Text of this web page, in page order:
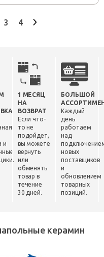
3 4
и
1 МЕСЯЦ
НА
ВОЗВРАТ
Если что-
то не
подойдет,
вы можете
вернуть
или
обменять
товар в
течение
30 дней.
БОЛЬШОЙ
Каждый
день
работаем
над
новых
поставщиков
и
обновлением
товарных
позиций.
керамин